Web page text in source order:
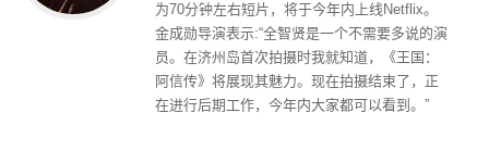
为70分钟左右短片，将于今年内上线Netflix。
金成勋导演表示:“全智贤是一个不需要多说的演
员。在济州岛首次拍摄时我就知道，《王国：
阿信传》将展现其魅力。现在拍摄结束了，正
在进行后期工作，今年内大家都可以看到。”